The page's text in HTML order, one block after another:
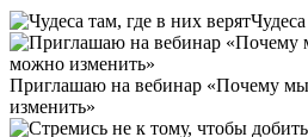
Приглашаю на вебинар «Почему
изменить»